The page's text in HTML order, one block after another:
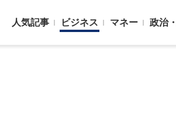
人気記事 ビジネス マネー 政治